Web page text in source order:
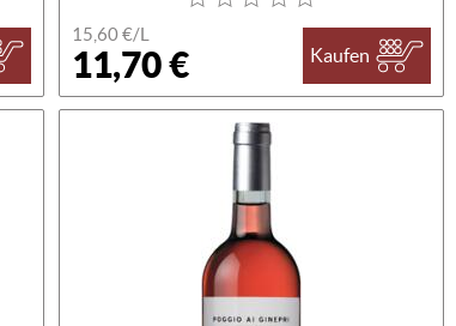
15,60 €/L
11,70 € Kaufen